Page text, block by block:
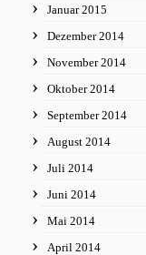
Januar 2015
Dezember 2014
November 2014
Oktober 2014
September 2014
August 2014
Juli 2014
Juni 2014
Mai 2014
April 2014